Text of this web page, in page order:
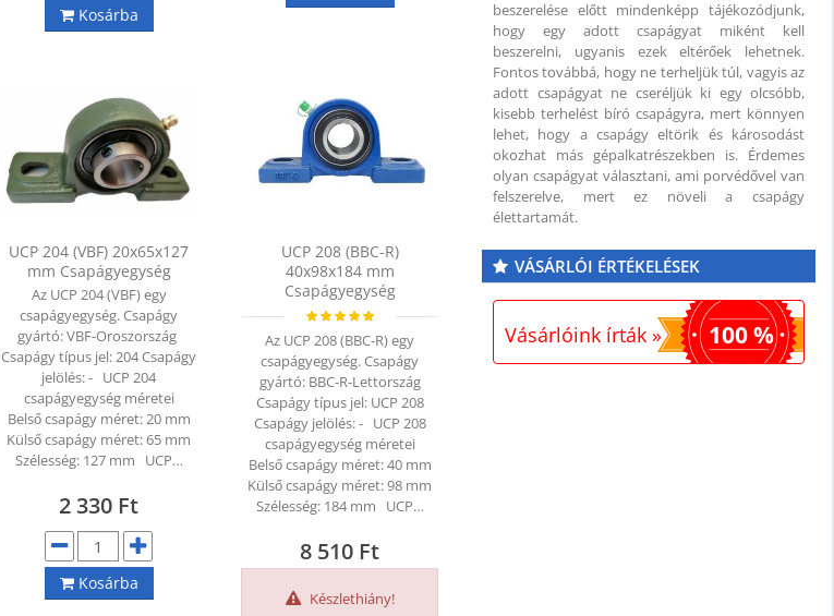
Kosárba
UCP 204 (VBF) 20x65x127
mm Csapágyegység
Az UCP 204 (VBF) egy
csapágyegység. Csapágy
gyártó: VBF-Oroszország
Csapágy típus jel: 204 Csapágy
jelölés: - UCP 204
csapágyegység méretei
Belső csapágy méret: 20 mm
Külső csapágy méret: 65 mm
Szélesség: 127 mm UCP…
2 330 Ft
Kosárba
UCP 208 (BBC-R)
40x98x184 mm
Csapágyegység
Az UCP 208 (BBC-R) egy
csapágyegység. Csapágy
gyártó: BBC-R-Lettország
Csapágy típus jel: UCP 208
Csapágy jelölés: - UCP 208
csapágyegység méretei
Belső csapágy méret: 40 mm
Külső csapágy méret: 98 mm
Szélesség: 184 mm UCP…
8 510 Ft
Készlethiány!
beszerelése előtt mindenképp tájékozódjunk,
hogy egy adott csapágyat miként kell
beszerelni, ugyanis ezek eltérőek lehetnek.
Fontos továbbá, hogy ne terheljük túl, vagyis az
adott csapágyat ne cseréljük ki egy olcsóbb,
kisebb terhelést bíró csapágyra, mert könnyen
lehet, hogy a csapágy eltörik és károsodást
okozhat más gépalkatrészekben is. Érdemes
olyan csapágyat választani, ami porvédővel van
felszerelve, mert ez növeli a csapágy
élettartamát.
VÁSÁRLÓI ÉRTÉKELÉSEK
Vásárlóink írták » 100 %